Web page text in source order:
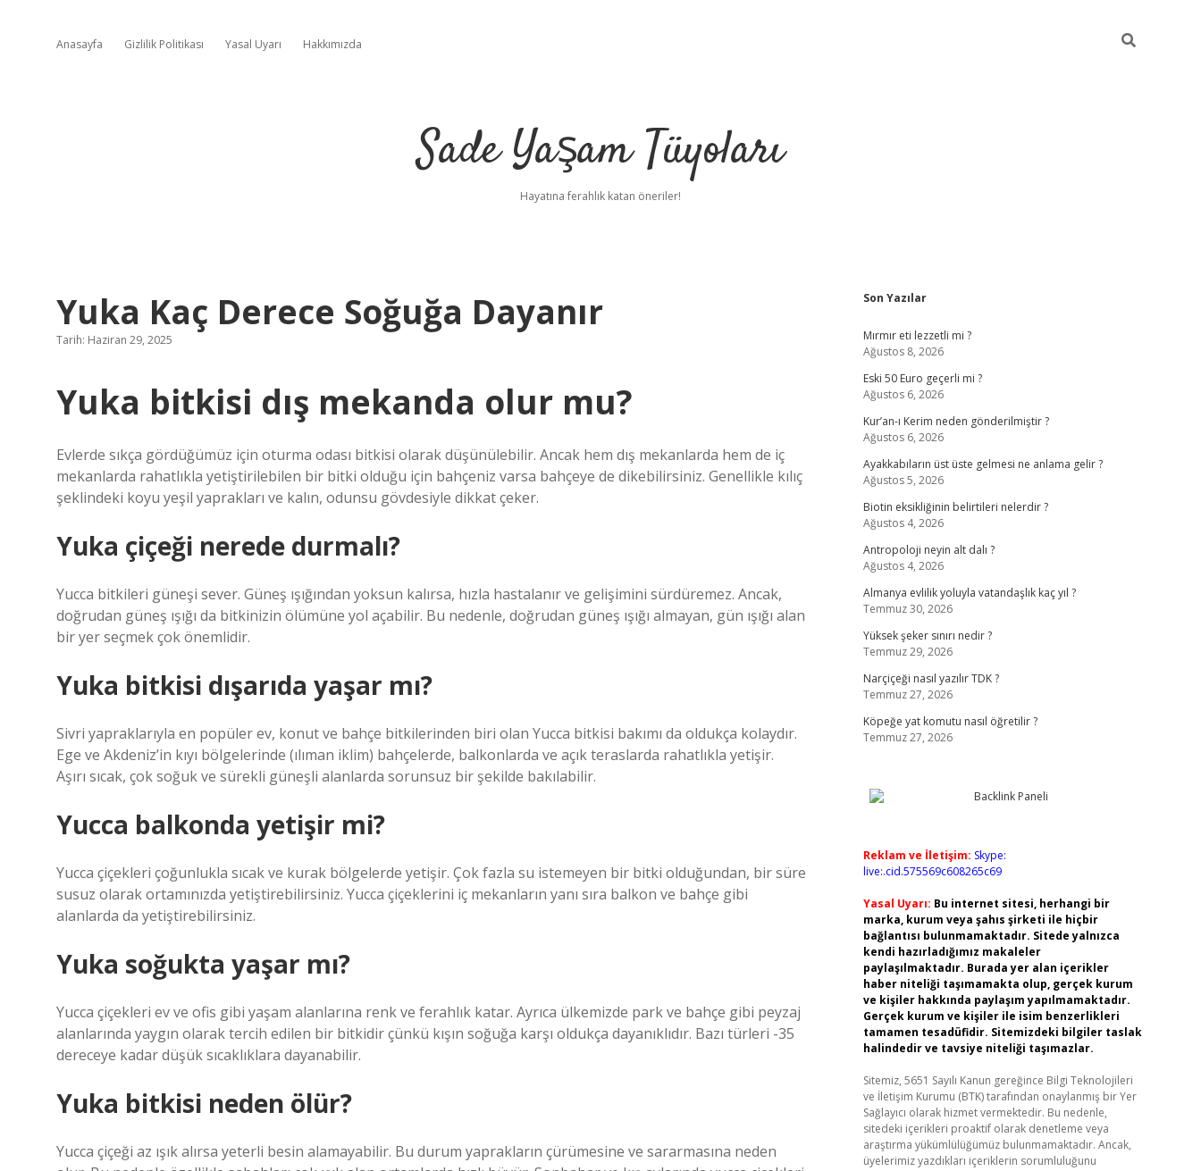
Anasayfa Gizlilik Politikası Yasal Uyarı Hakkımızda
Sade Yaşam Tüyoları
Hayatına ferahlık katan öneriler!
Yuka Kaç Derece Soğuğa Dayanır
Tarih: Haziran 29, 2025
Yuka bitkisi dış mekanda olur mu?
Evlerde sıkça gördüğümüz için oturma odası bitkisi olarak düşünülebilir. Ancak hem dış mekanlarda hem de iç
mekanlarda rahatlıkla yetiştirilebilen bir bitki olduğu için bahçeniz varsa bahçeye de dikebilirsiniz. Genellikle kılıç
şeklindeki koyu yeşil yaprakları ve kalın, odunsu gövdesiyle dikkat çeker.
Yuka çiçeği nerede durmalı?
Yucca bitkileri güneşi sever. Güneş ışığından yoksun kalırsa, hızla hastalanır ve gelişimini sürdüremez. Ancak,
doğrudan güneş ışığı da bitkinizin ölümüne yol açabilir. Bu nedenle, doğrudan güneş ışığı almayan, gün ışığı alan
bir yer seçmek çok önemlidir.
Yuka bitkisi dışarıda yaşar mı?
Sivri yapraklarıyla en popüler ev, konut ve bahçe bitkilerinden biri olan Yucca bitkisi bakımı da oldukça kolaydır.
Ege ve Akdeniz’in kıyı bölgelerinde (ılıman iklim) bahçelerde, balkonlarda ve açık teraslarda rahatlıkla yetişir.
Aşırı sıcak, çok soğuk ve sürekli güneşli alanlarda sorunsuz bir şekilde bakılabilir.
Yucca balkonda yetişir mi?
Yucca çiçekleri çoğunlukla sıcak ve kurak bölgelerde yetişir. Çok fazla su istemeyen bir bitki olduğundan, bir süre
susuz olarak ortamınızda yetiştirebilirsiniz. Yucca çiçeklerini iç mekanların yanı sıra balkon ve bahçe gibi
alanlarda da yetiştirebilirsiniz.
Yuka soğukta yaşar mı?
Yucca çiçekleri ev ve ofis gibi yaşam alanlarına renk ve ferahlık katar. Ayrıca ülkemizde park ve bahçe gibi peyzaj
alanlarında yaygın olarak tercih edilen bir bitkidir çünkü kışın soğuğa karşı oldukça dayanıklıdır. Bazı türleri -35
dereceye kadar düşük sıcaklıklara dayanabilir.
Yuka bitkisi neden ölür?
Yucca çiçeği az ışık alırsa yeterli besin alamayabilir. Bu durum yaprakların çürümesine ve sararmasına neden
Sidebar
Son Yazılar
Mırmır eti lezzetli mi ?
Ağustos 8, 2026
Eski 50 Euro geçerli mi ?
Ağustos 6, 2026
Kur’an-ı Kerim neden gönderilmiştir ?
Ağustos 6, 2026
Ayakkabıların üst üste gelmesi ne anlama gelir ?
Ağustos 5, 2026
Biotin eksikliğinin belirtileri nelerdir ?
Ağustos 4, 2026
Antropoloji neyin alt dalı ?
Ağustos 4, 2026
Almanya evlilik yoluyla vatandaşlık kaç yıl ?
Temmuz 30, 2026
Yüksek şeker sınırı nedir ?
Temmuz 29, 2026
Narçiçeği nasıl yazılır TDK ?
Temmuz 27, 2026
Köpeğe yat komutu nasıl öğretilir ?
Temmuz 27, 2026
Reklam ve İletişim: Skype:
live:.cid.575569c608265c69
Yasal Uyarı: Bu internet sitesi, herhangi bir
marka, kurum veya şahıs şirketi ile hiçbir
bağlantısı bulunmamaktadır. Sitede yalnızca
kendi hazırladığımız makaleler
paylaşılmaktadır. Burada yer alan içerikler
haber niteliği taşımamakta olup, gerçek kurum
ve kişiler hakkında paylaşım yapılmamaktadır.
Gerçek kurum ve kişiler ile isim benzerlikleri
tamamen tesadüfidir. Sitemizdeki bilgiler taslak
halindedir ve tavsiye niteliği taşımazlar.
Sitemiz, 5651 Sayılı Kanun gereğince Bilgi Teknolojileri
ve İletişim Kurumu (BTK) tarafından onaylanmış bir Yer
Sağlayıcı olarak hizmet vermektedir. Bu nedenle,
sitedeki içerikleri proaktif olarak denetleme veya
araştırma yükümlülüğümüz bulunmamaktadır. Ancak,
üyelerimiz yazdıkları içeriklerin sorumluluğunu